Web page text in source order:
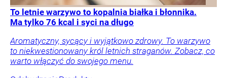
To letnie warzywo to kopalnia białka i błonnika.
Ma tylko 76 kcal i syci na długo
Aromatyczny, sycący i wyjątkowo zdrowy. To warzywo
to niekwestionowany król letnich straganów. Zobacz, co
warto włączyć do swojego menu.